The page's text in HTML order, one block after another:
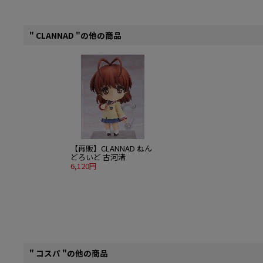
" CLANNAD "の他の商品
【再販】CLANNAD ねん
どろいど 古河渚
6,120円
" コスパ "の他の商品